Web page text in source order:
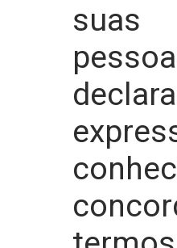
suas
declara